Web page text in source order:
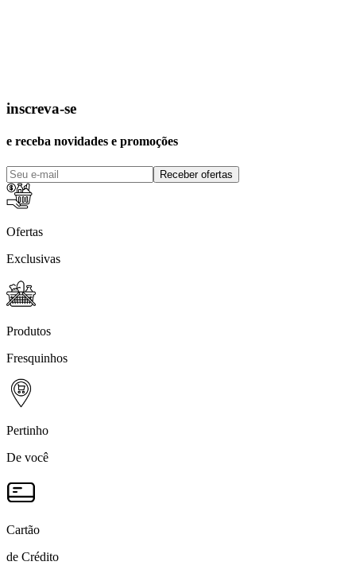
inscreva-se
e receba novidades e promoções
Receber ofertas
Ofertas
Exclusivas
Produtos
Fresquinhos
Pertinho
De você
Cartão
de Crédito